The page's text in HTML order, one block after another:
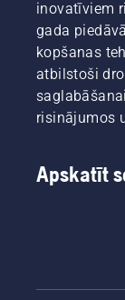
inovatīviem
gada
kopšanas
atbilstoši
risinājumos
Apskatīt